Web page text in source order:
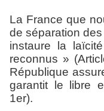
La France que
de séparation des
instaure la
reconnus »
République
garantit le libre
1er).